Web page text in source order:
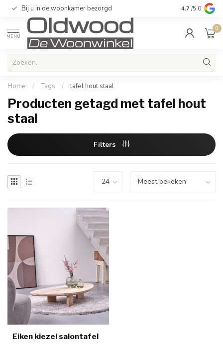
Bij u in de woonkamer bezorgd Kwaliteit &
4.7 /5.0
MENU
0
Home / Tags / tafel hout staal
Producten getagd met tafel hout
staal
Filters
Eiken kiezel salontafel